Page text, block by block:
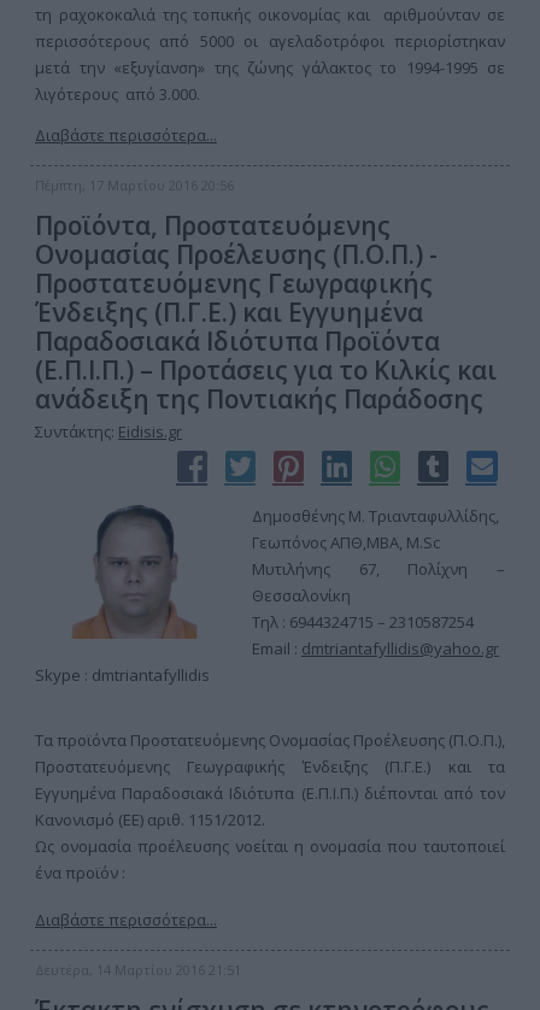
τη ραχοκοκαλιά της τοπικής οικονομίας και αριθμούνταν σε
περισσότερους από 5000 οι αγελαδοτρόφοι περιορίστηκαν
μετά την «εξυγίανση» της ζώνης γάλακτος το 1994-1995 σε
λιγότερους από 3.000.
Διαβάστε περισσότερα...
Πέμπτη, 17 Μαρτίου 2016 20:56
Προϊόντα, Προστατευόμενης
Ονομασίας Προέλευσης (Π.Ο.Π.) -
Προστατευόμενης Γεωγραφικής
Ένδειξης (Π.Γ.Ε.) και Εγγυημένα
Παραδοσιακά Ιδιότυπα Προϊόντα
(Ε.Π.Ι.Π.) – Προτάσεις για το Κιλκίς και
ανάδειξη της Ποντιακής Παράδοσης
Συντάκτης: Eidisis.gr
Δημοσθένης Μ. Τριανταφυλλίδης,
Γεωπόνος ΑΠΘ,ΜΒΑ, Μ.Sc
Μυτιλήνης 67, Πολίχνη –
Θεσσαλονίκη
Τηλ : 6944324715 – 2310587254
Email : dmtriantafyllidis@yahoo.gr
Skype : dmtriantafyllidis
Τα προϊόντα Προστατευόμενης Ονομασίας Προέλευσης (Π.Ο.Π.),
Προστατευόμενης Γεωγραφικής Ένδειξης (Π.Γ.Ε.) και τα
Εγγυημένα Παραδοσιακά Ιδιότυπα (Ε.Π.Ι.Π.) διέπονται από τον
Κανονισμό (EE) αριθ. 1151/2012.
Ως ονομασία προέλευσης νοείται η ονομασία που ταυτοποιεί
ένα προϊόν :
Διαβάστε περισσότερα...
Δευτέρα, 14 Μαρτίου 2016 21:51